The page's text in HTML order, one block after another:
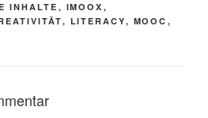
INHALTE, IMOOX ,
, LITERACY, MOOC ,